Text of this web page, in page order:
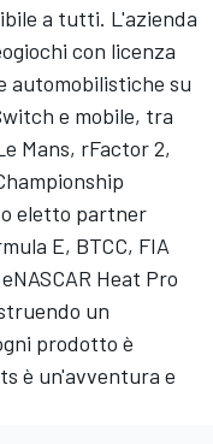
a tutti. L'azienda
con licenza
automobilistiche su
e mobile, tra
Mans, rFactor 2,
eletto partner
E, BTCC, FIA
Heat Pro
un
prodotto è
è un'avventura e